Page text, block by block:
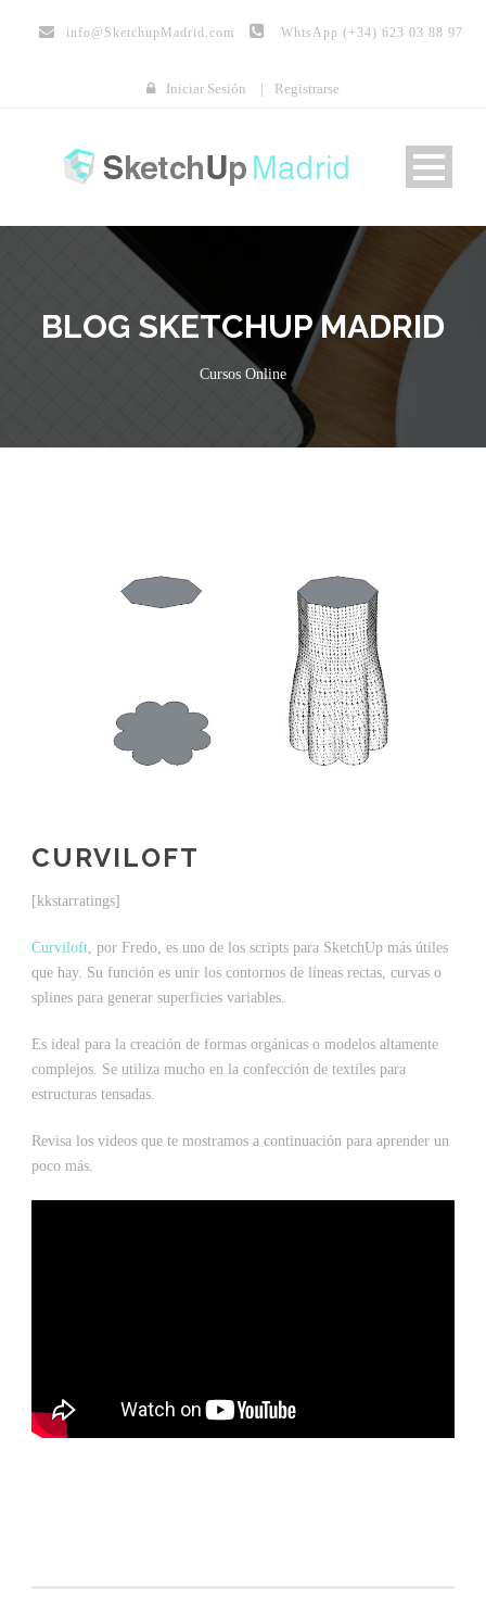
info@SketchupMadrid.com WhtsApp (+34) 623 03 88 97
Iniciar Sesión | Registrarse
BLOG SKETCHUP MADRID
Cursos Online
CURVILOFT
[kkstarratings]
Curviloft, por Fredo, es uno de los scripts para SketchUp más útiles
que hay. Su función es unir los contornos de líneas rectas, curvas o
splines para generar superficies variables.
Es ideal para la creación de formas orgánicas o modelos altamente
complejos. Se utiliza mucho en la confección de textiles para
estructuras tensadas.
Revisa los videos que te mostramos a continuación para aprender un
poco más.